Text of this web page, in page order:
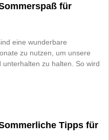
für
eine wunderbare
zu nutzen, um unsere
zu halten. So wird
Tipps für